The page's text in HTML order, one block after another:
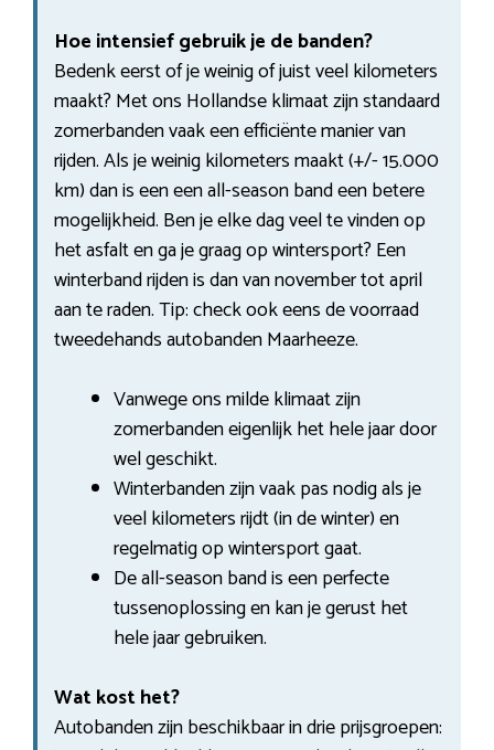
Hoe intensief gebruik je de banden?
Bedenk eerst of je weinig of juist veel kilometers
maakt? Met ons Hollandse klimaat zijn standaard
zomerbanden vaak een efficiënte manier van
rijden. Als je weinig kilometers maakt (+/- 15.000
km) dan is een een all-season band een betere
mogelijkheid. Ben je elke dag veel te vinden op
het asfalt en ga je graag op wintersport? Een
winterband rijden is dan van november tot april
aan te raden. Tip: check ook eens de voorraad
tweedehands autobanden Maarheeze.
Vanwege ons milde klimaat zijn
zomerbanden eigenlijk het hele jaar door
wel geschikt.
Winterbanden zijn vaak pas nodig als je
veel kilometers rijdt (in de winter) en
regelmatig op wintersport gaat.
De all-season band is een perfecte
tussenoplossing en kan je gerust het
hele jaar gebruiken.
Wat kost het?
Autobanden zijn beschikbaar in drie prijsgroepen: